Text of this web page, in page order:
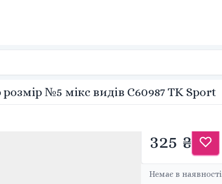
№5 мікс видів C60987 TK Sport
325 ₴
Немає в наявності